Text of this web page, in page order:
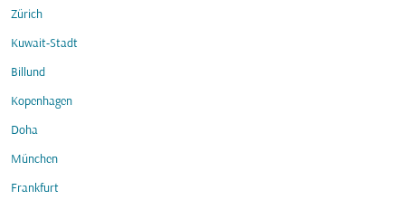
Zürich
Kuwait-Stadt
Billund
Kopenhagen
Doha
München
Frankfurt